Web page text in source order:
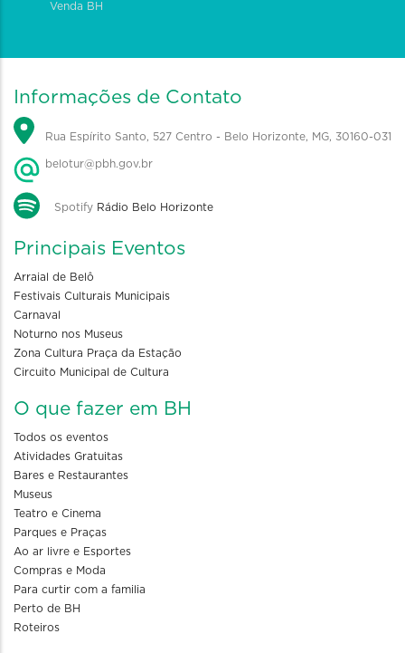
Venda BH
Informações de Contato
Rua Espírito Santo, 527 Centro - Belo Horizonte, MG, 30160-031
belotur@pbh.gov.br
Spotify Rádio Belo Horizonte
Principais Eventos
Arraial de Belô
Festivais Culturais Municipais
Carnaval
Noturno nos Museus
Zona Cultura Praça da Estação
Circuito Municipal de Cultura
O que fazer em BH
Todos os eventos
Atividades Gratuitas
Bares e Restaurantes
Museus
Teatro e Cinema
Parques e Praças
Ao ar livre e Esportes
Compras e Moda
Para curtir com a familia
Perto de BH
Roteiros